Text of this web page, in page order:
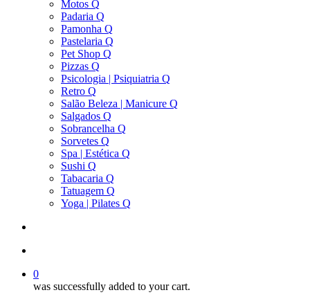
Motos Q
Padaria Q
Pamonha Q
Pastelaria Q
Pet Shop Q
Pizzas Q
Psicologia | Psiquiatria Q
Retro Q
Salão Beleza | Manicure Q
Salgados Q
Sobrancelha Q
Sorvetes Q
Spa | Estética Q
Sushi Q
Tabacaria Q
Tatuagem Q
Yoga | Pilates Q
0
was successfully added to your cart.